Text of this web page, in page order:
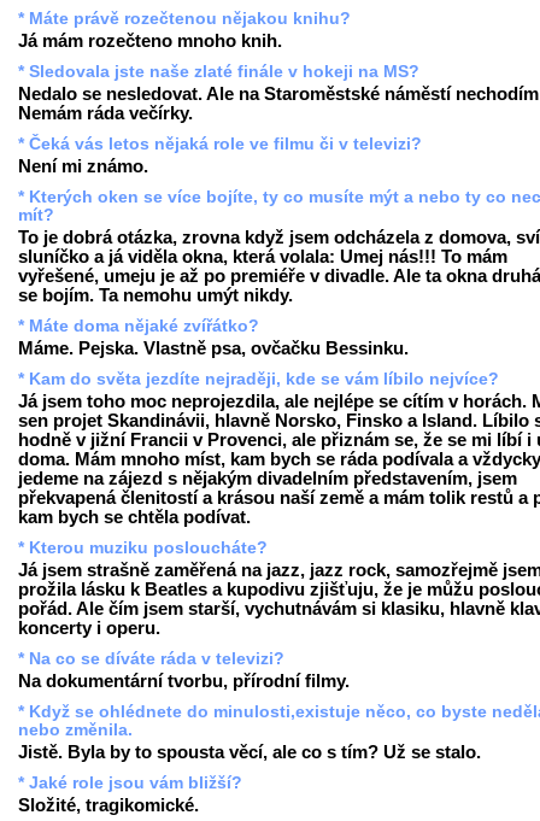
* Máte právě rozečtenou nějakou knihu?
Já mám rozečteno mnoho knih.
* Sledovala jste naše zlaté finále v hokeji na MS?
Nedalo se nesledovat. Ale na Staroměstské náměstí
Nemám ráda večírky.
* Čeká vás letos nějaká role ve filmu či v televizi?
Není mi známo.
* Kterých oken se více bojíte, ty co musíte mýt a nebo ty co
mít?
To je dobrá otázka, zrovna když jsem odcházela z domova,
sluníčko a já viděla okna, která volala: Umej nás!!! To mám
vyřešené, umeju je až po premiéře v divadle. Ale ta okna
se bojím. Ta nemohu umýt nikdy.
* Máte doma nějaké zvířátko?
Máme. Pejska. Vlastně psa, ovčačku Bessinku.
* Kam do světa jezdíte nejraději, kde se vám líbilo nejvíce?
Já jsem toho moc neprojezdila, ale nejlépe se cítím v horách.
sen projet Skandinávii, hlavně Norsko, Finsko a Island. Líbilo
hodně v jižní Francii v Provenci, ale přiznám se, že se mi líbí i
doma. Mám mnoho míst, kam bych se ráda podívala a
jedeme na zájezd s nějakým divadelním představením, jsem
překvapená členitostí a krásou naší země a mám tolik restů a
kam bych se chtěla podívat.
* Kterou muziku posloucháte?
Já jsem strašně zaměřená na jazz, jazz rock, samozřejmě
prožila lásku k Beatles a kupodivu zjišťuju, že je můžu
pořád. Ale čím jsem starší, vychutnávám si klasiku, hlavně
koncerty i operu.
* Na co se díváte ráda v televizi?
Na dokumentární tvorbu, přírodní filmy.
* Když se ohlédnete do minulosti,existuje něco, co byste
nebo změnila.
Jistě. Byla by to spousta věcí, ale co s tím? Už se stalo.
* Jaké role jsou vám bližší?
Složité, tragikomické.